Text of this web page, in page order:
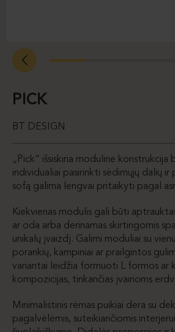
PICK
BT DESIGN
„Pick“ išsiskiria moduline konstrukcija
individualiai pasirinkti sėdimųjų dalių
sofą galima lengvai pritaikyti pagal
Kiekvienas modulis gali būti
ar oda arba derinamas skirtingomis
unikalų įvaizdį. Galimi moduliai su
porankių, kampiniai ar prailgintos
variantai leidžia formuoti L formos ar
kompozicijas, tinkančias įvairioms
Minimalistinis rėmas puikiai dera su
pagalvėlėmis, suteikiančiomis